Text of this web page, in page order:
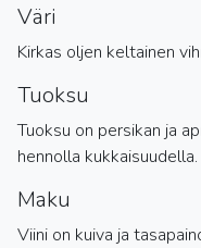
Väri
Kirkas oljen keltainen
Tuoksu
Tuoksu on persikan ja
hennolla kukkaisuudella.
Maku
Viini on kuiva ja